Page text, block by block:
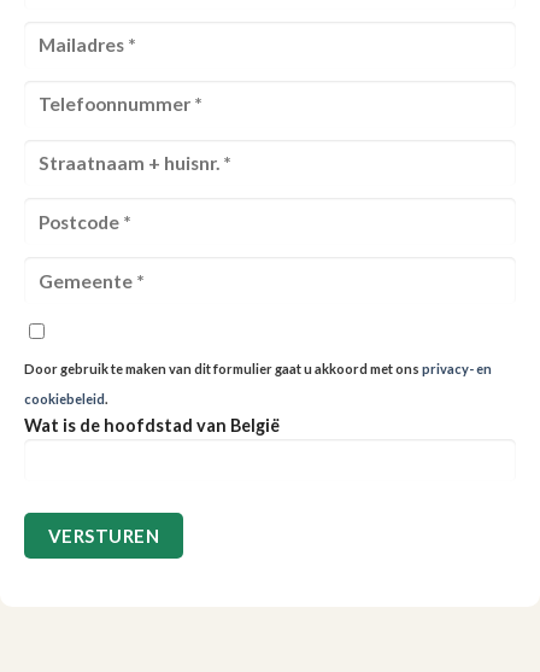
Door gebruik te maken van dit formulier gaat u akkoord met ons privacy- en
cookiebeleid.
Wat is de hoofdstad van België